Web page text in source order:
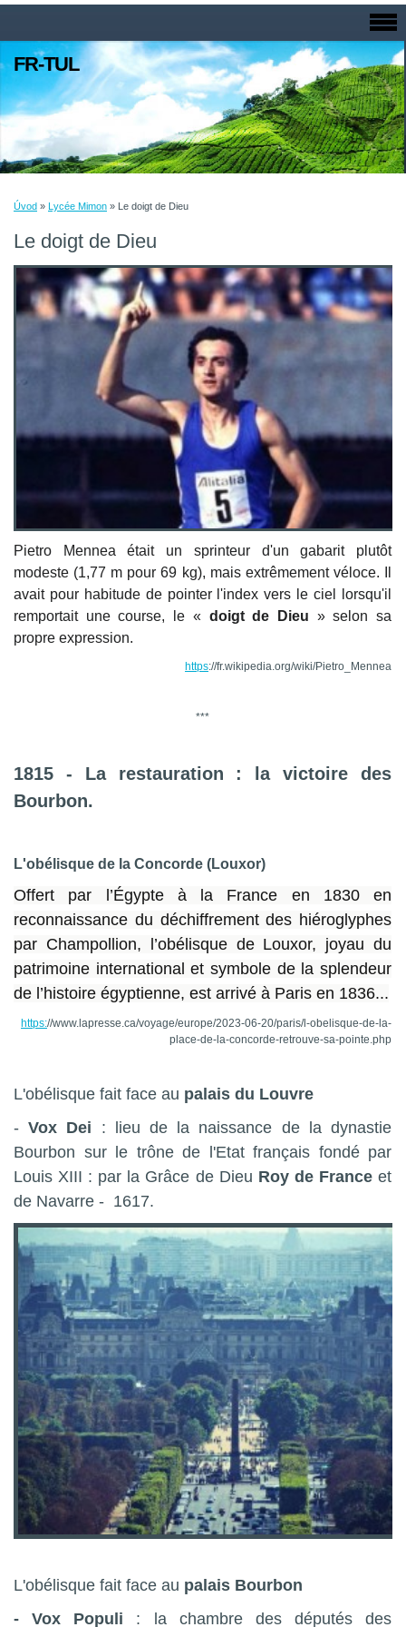
FR-TUL
Úvod » Lycée Mimon » Le doigt de Dieu
Le doigt de Dieu
Pietro Mennea était un sprinteur d'un gabarit plutôt
modeste (1,77 m pour 69 kg), mais extrêmement véloce. Il
avait pour habitude de pointer l'index vers le ciel lorsqu'il
remportait une course, le « doigt de Dieu » selon sa
propre expression.
https://fr.wikipedia.org/wiki/Pietro_Mennea
***
1815 - La restauration : la victoire des
Bourbon.
L'obélisque de la Concorde (Louxor)
Offert par l’Égypte à la France en 1830 en
reconnaissance du déchiffrement des hiéroglyphes
par Champollion, l’obélisque de Louxor, joyau du
patrimoine international et symbole de la splendeur
de l’histoire égyptienne, est arrivé à Paris en 1836...
https://www.lapresse.ca/voyage/europe/2023-06-20/paris/l-obelisque-de-la-
place-de-la-concorde-retrouve-sa-pointe.php
L'obélisque fait face au palais du Louvre
-Vox Dei : lieu de la naissance de la dynastie
Bourbon sur le trône de l'Etat français fondé par
Louis XIII : par la Grâce de Dieu Roy de Franceet
de Navarre - 1617.
L'obélisque fait face au palais Bourbon
- Vox Populi : la chambre des députés des